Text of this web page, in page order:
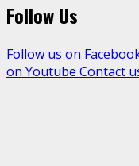
Follow Us
Follow us on
on Youtube Contact